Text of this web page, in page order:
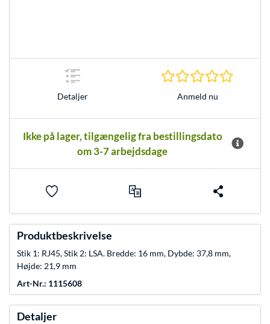
Detaljer Anmeld nu
Ikke på lager, tilgængelig fra bestillingsdato
om 3-7 arbejdsdage
Produktbeskrivelse
Stik 1: RJ45, Stik 2: LSA. Bredde: 16 mm, Dybde: 37,8 mm,
Højde: 21,9 mm
Art-Nr.: 1115608
Detaljer